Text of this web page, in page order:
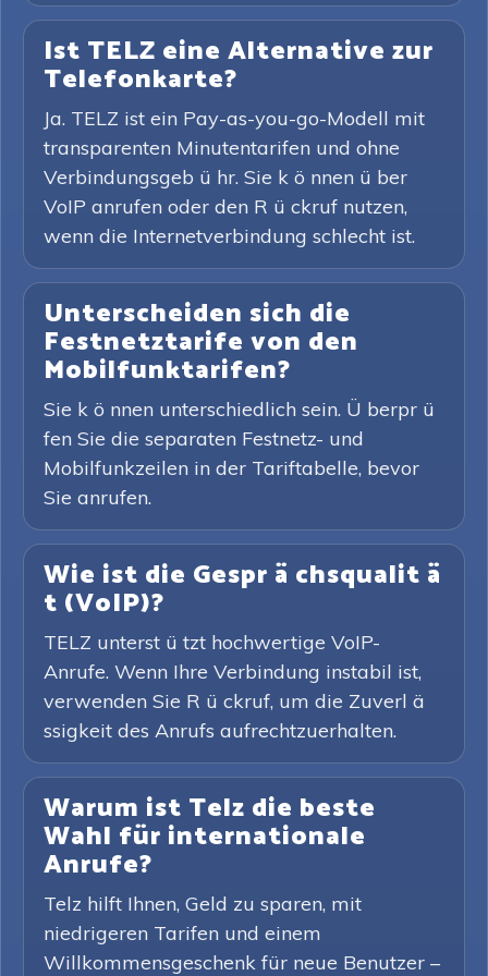
Ist TELZ eine Alternative zur
Telefonkarte?
Ja. TELZ ist ein Pay-as-you-go-Modell mit
transparenten Minutentarifen und ohne
Verbindungsgeb ü hr. Sie k ö nnen ü ber
VoIP anrufen oder den R ü ckruf nutzen,
wenn die Internetverbindung schlecht ist.
Unterscheiden sich die
Festnetztarife von den
Mobilfunktarifen?
Sie k ö nnen unterschiedlich sein. Ü berpr ü
fen Sie die separaten Festnetz- und
Mobilfunkzeilen in der Tariftabelle, bevor
Sie anrufen.
Wie ist die Gespr ä chsqualit ä
t (VoIP)?
TELZ unterst ü tzt hochwertige VoIP-
Anrufe. Wenn Ihre Verbindung instabil ist,
verwenden Sie R ü ckruf, um die Zuverl ä
ssigkeit des Anrufs aufrechtzuerhalten.
Warum ist Telz die beste
Wahl für internationale
Anrufe?
Telz hilft Ihnen, Geld zu sparen, mit
niedrigeren Tarifen und einem
Willkommensgeschenk für neue Benutzer –